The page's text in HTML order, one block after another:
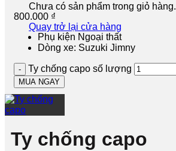
Chưa có sản phẩm trong giỏ hàng.
Quay trở lại cửa hàng
800.000 ₫
Phụ kiện Ngoại thất
Dòng xe: Suzuki Jimny
Ty chống capo số lượng
MUA NGAY
Ty chống capo